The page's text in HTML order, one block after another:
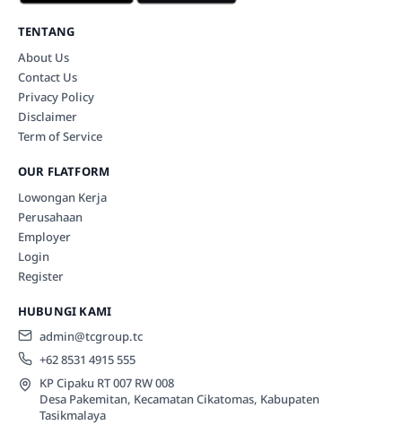
TENTANG
About Us
Contact Us
Privacy Policy
Disclaimer
Term of Service
OUR FLATFORM
Lowongan Kerja
Perusahaan
Employer
Login
Register
HUBUNGI KAMI
admin@tcgroup.tc
+62 8531 4915 555
KP Cipaku RT 007 RW 008
Desa Pakemitan, Kecamatan Cikatomas, Kabupaten
Tasikmalaya